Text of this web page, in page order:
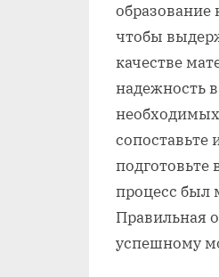
образование
чтобы
качестве
надежность
сопоставьте
процесс был
Правильная
успешному